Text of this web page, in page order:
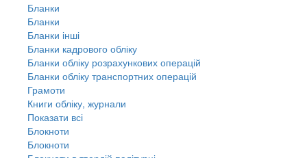
Бланки
Бланки
Бланки інші
Бланки кадрового обліку
Бланки обліку розрахункових операцій
Бланки обліку транспортних операцій
Грамоти
Книги обліку, журнали
Показати всі
Блокноти
Блокноти